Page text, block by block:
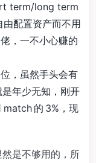
term/long term
配置资产而不用
，一不小心赚的
，虽然手头会有
年少无知，刚开
match 的 3%，现
是不够用的，所